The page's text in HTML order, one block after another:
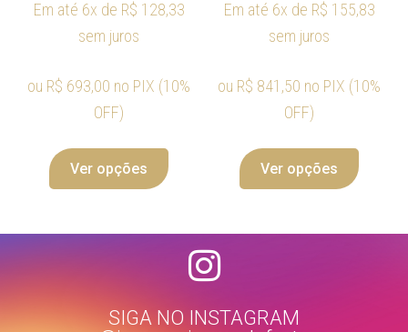
Em até 6x de R$ 128,33
sem juros
ou R$ 693,00 no PIX (10%
OFF)
Ver opções
Em até 6x de R$ 155,83
sem juros
ou R$ 841,50 no PIX (10%
OFF)
Ver opções
SIGA NO INSTAGRAM